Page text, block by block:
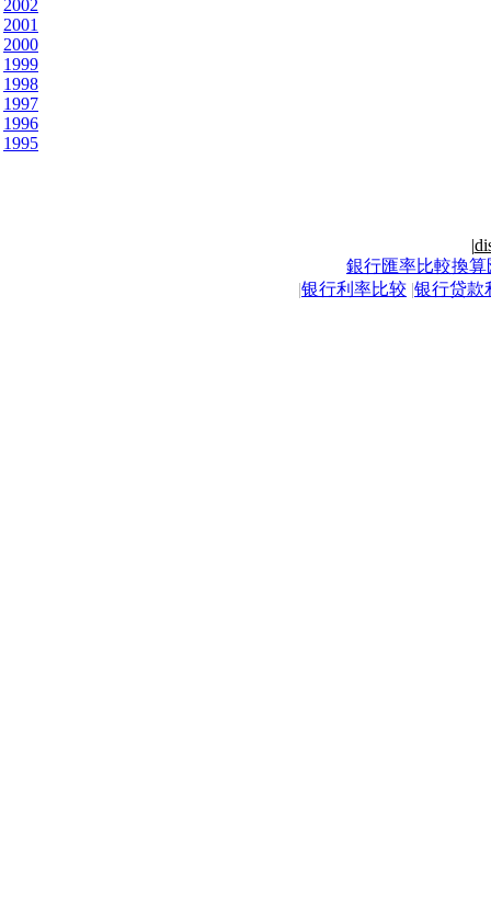
2002
2001
2000
1999
1998
1997
1996
1995
|
銀行匯率比較換算
|银行利率比较 |银行贷款